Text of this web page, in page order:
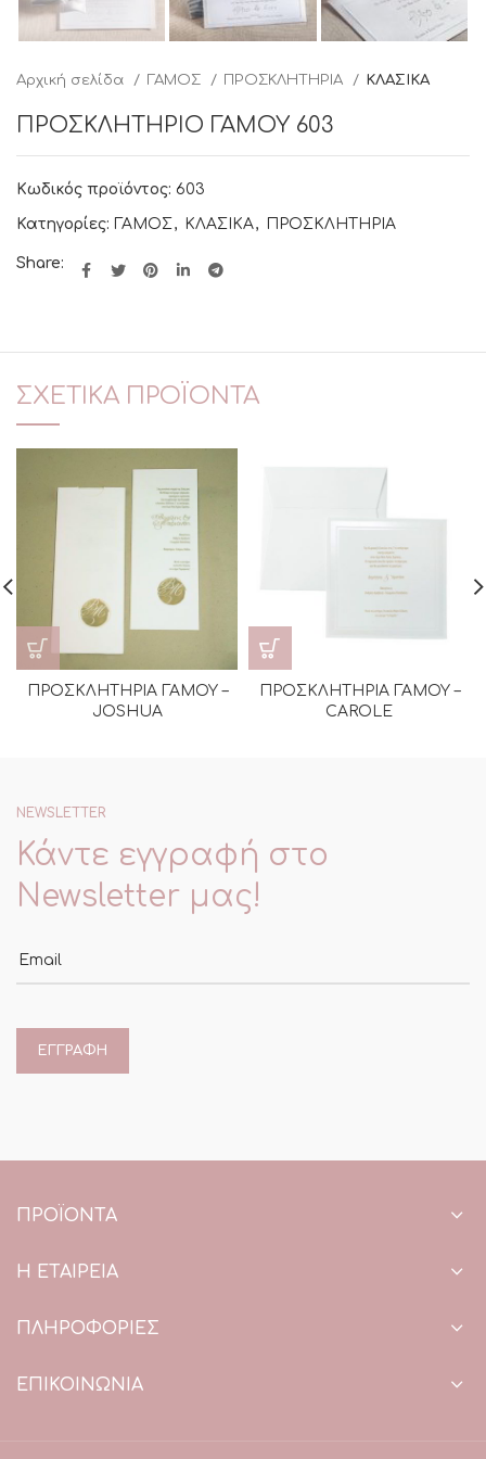
Αρχική σελίδα ΓΑΜΟΣ ΠΡΟΣΚΛΗΤΗΡΙΑ ΚΛΑΣΙΚΑ
ΠΡΟΣΚΛΗΤΗΡΙΟ ΓΑΜΟΥ 603
Κωδικός προϊόντος: 603
Κατηγορίες: ΓΑΜΟΣ , ΚΛΑΣΙΚΑ, ΠΡΟΣΚΛΗΤΗΡΙΑ
Share:
ΣΧΕΤΙΚΆ ΠΡΟΪΌΝΤΑ
ΠΡΟΣΚΛΗΤΗΡΙΑ ΓΑΜΟΥ –
JOSHUA
ΠΡΟΣΚΛΗΤΗΡΙΑ ΓΑΜΟΥ –
CAROLE
NEWSLETTER
Κάντε εγγραφή στο
Newsletter μας!
ΠΡΟΪΌΝΤΑ
Η ΕΤΑΙΡΕΙΑ
ΠΛΗΡΟΦΟΡΙΕΣ
ΕΠΙΚΟΙΝΩΝΙΑ